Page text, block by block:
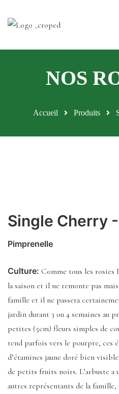
Accueil Produits
Single Cherry
Pimprenelle
Culture: Comme tous les
la saison et il ne remonte pas
famille et il ne passera
jardin durant 3 ou 4 semaines au
petites (5cm) fleurs simples de
tend parfois vers le pourpre, ces
d’étamines jaune doré bien
de petits fruits noirs. L’arbuste a
autres représentants de la